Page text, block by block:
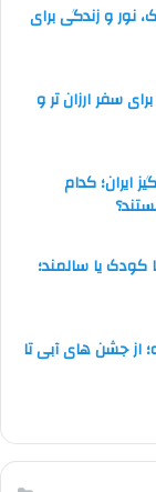
نور و زندگی برای
سفر ارزان تر و
ایران؛ کدام
کودک یا سالمند؛
از جشن های آبی تا